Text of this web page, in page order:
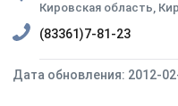
Кировская область,
(83361)7-81-23
Дата обновления: 2012-